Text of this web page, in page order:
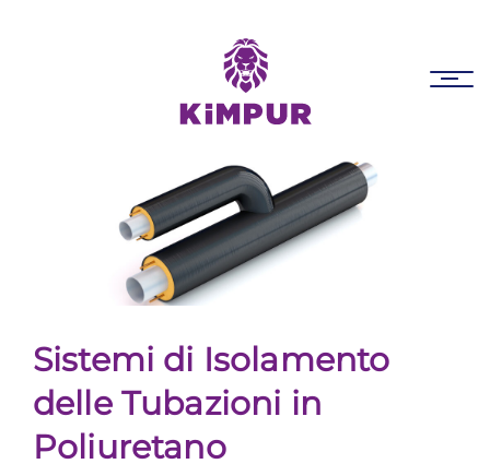
Sistemi di Isolamento
delle Tubazioni in
Poliuretano